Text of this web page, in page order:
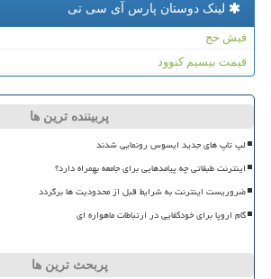
لینک دوستان پارس آی سی تی
فیش حج
قیمت بیسیم کنوود
پربیننده ترین ها
لپ تاپ های جدید ایسوس رونمایی شدند
اینترنت طبقاتی چه پیامدهایی برای جامعه بهمراه دارد؟
ضروریست اینترنت به شرایط قبل از محدودیت ها برگردد
گام اروپا برای خودکفایی در ارتباطات ماهواره ای
پربحث ترین ها